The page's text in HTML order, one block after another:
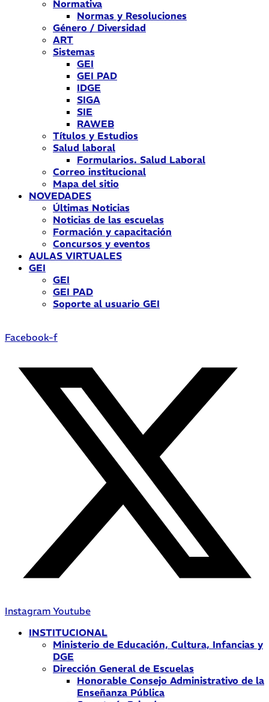
Normativa
Normas y Resoluciones
Género / Diversidad
ART
Sistemas
GEI
GEI PAD
IDGE
SIGA
SIE
RAWEB
Títulos y Estudios
Salud laboral
Formularios. Salud Laboral
Correo institucional
Mapa del sitio
NOVEDADES
Últimas Noticias
Noticias de las escuelas
Formación y capacitación
Concursos y eventos
AULAS VIRTUALES
GEI
GEI
GEI PAD
Soporte al usuario GEI
Facebook-f
Instagram Youtube
INSTITUCIONAL
Ministerio de Educación, Cultura, Infancias y
DGE
Dirección General de Escuelas
Honorable Consejo Administrativo de la
Enseñanza Pública